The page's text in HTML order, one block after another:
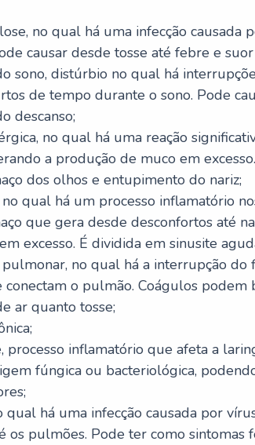
no qual há uma infecção causada
causar desde tosse até febre e
sono, distúrbio no qual há
de tempo durante o sono. Pode
descanso;
no qual há uma reação
a produção de muco em
dos olhos e entupimento do nariz;
qual há um processo inflamatório
que gera desde desconfortos até
excesso. É dividida em sinusite
no qual há a interrupção do
conectam o pulmão. Coágulos podem
ar quanto tosse;
processo inflamatório que afeta a
fúngica ou bacteriológica,
qual há uma infecção causada por
os pulmões. Pode ter como sintomas